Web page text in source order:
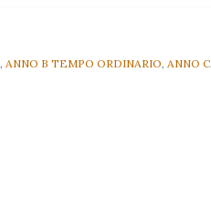
ANNO B TEMPO ORDINARIO ANNO C